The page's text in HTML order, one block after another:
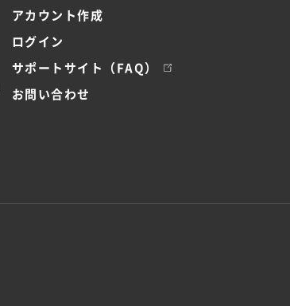
アカウント作成
ログイン
サポートサイト（FAQ）
お問い合わせ